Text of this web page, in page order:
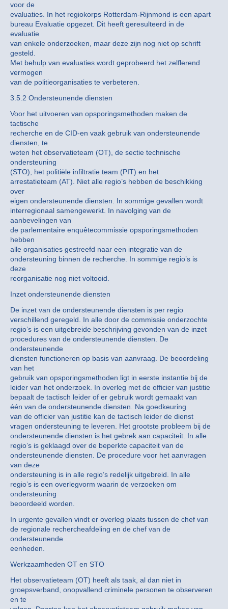
voor de
evaluaties. In het regiokorps Rotterdam-Rijnmond is een apart
bureau Evaluatie opgezet. Dit heeft geresulteerd in de
evaluatie
van enkele onderzoeken, maar deze zijn nog niet op schrift
gesteld.
Met behulp van evaluaties wordt geprobeerd het zelflerend
vermogen
van de politieorganisaties te verbeteren.
3.5.2 Ondersteunende diensten
Voor het uitvoeren van opsporingsmethoden maken de
tactische
recherche en de CID-en vaak gebruik van ondersteunende
diensten, te
weten het observatieteam (OT), de sectie technische
ondersteuning
(STO), het politiële infiltratie team (PIT) en het
arrestatieteam (AT). Niet alle regio’s hebben de beschikking
over
eigen ondersteunende diensten. In sommige gevallen wordt
interregionaal samengewerkt. In navolging van de
aanbevelingen van
de parlementaire enquêtecommissie opsporingsmethoden
hebben
alle organisaties gestreefd naar een integratie van de
ondersteuning binnen de recherche. In sommige regio’s is
deze
reorganisatie nog niet voltooid.
Inzet ondersteunende diensten
De inzet van de ondersteunende diensten is per regio
verschillend geregeld. In alle door de commissie onderzochte
regio’s is een uitgebreide beschrijving gevonden van de inzet
procedures van de ondersteunende diensten. De
ondersteunende
diensten functioneren op basis van aanvraag. De beoordeling
van het
gebruik van opsporingsmethoden ligt in eerste instantie bij de
leider van het onderzoek. In overleg met de officier van justitie
bepaalt de tactisch leider of er gebruik wordt gemaakt van
één van de ondersteunende diensten. Na goedkeuring
van de officier van justitie kan de tactisch leider de dienst
vragen ondersteuning te leveren. Het grootste probleem bij de
ondersteunende diensten is het gebrek aan capaciteit. In alle
regio’s is geklaagd over de beperkte capaciteit van de
ondersteunende diensten. De procedure voor het aanvragen
van deze
ondersteuning is in alle regio’s redelijk uitgebreid. In alle
regio’s is een overlegvorm waarin de verzoeken om
ondersteuning
beoordeeld worden.
In urgente gevallen vindt er overleg plaats tussen de chef van
de regionale rechercheafdeling en de chef van de
ondersteunende
eenheden.
Werkzaamheden OT en STO
Het observatieteam (OT) heeft als taak, al dan niet in
groepsverband, onopvallend criminele personen te observeren
en te